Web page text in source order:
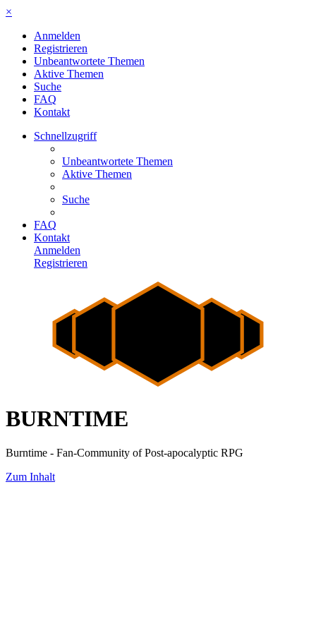
×
Anmelden
Registrieren
Unbeantwortete Themen
Aktive Themen
Suche
FAQ
Kontakt
Schnellzugriff
Unbeantwortete Themen
Aktive Themen
Suche
FAQ
Kontakt
Anmelden
Registrieren
BURNTIME
Burntime - Fan-Community of Post-apocalyptic RPG
Zum Inhalt